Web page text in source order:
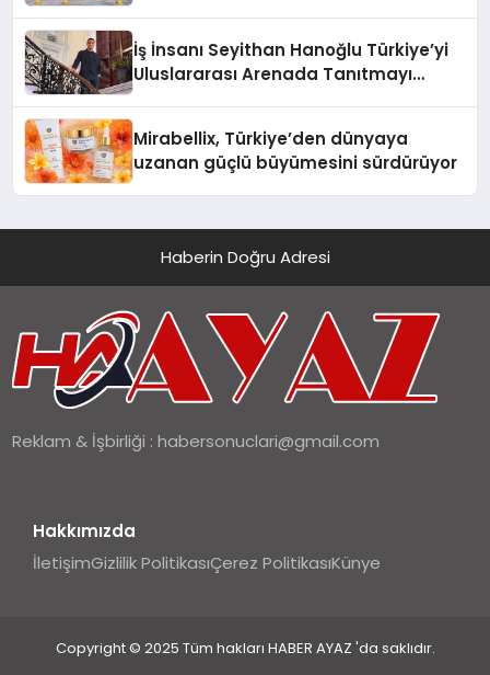
İş İnsanı Seyithan Hanoğlu Türkiye’yi
Uluslararası Arenada Tanıtmayı
Mirabellix, Türkiye’den dünyaya
uzanan güçlü büyümesini sürdürüyor
Haberin Doğru Adresi
Reklam & İşbirliği :habersonuclari@gmail.com
Hakkımızda
İletişimGizlilik PolitikasıÇerez PolitikasıKünye
Copyright © 2025 Tüm hakları HABER AYAZ 'da saklıdır.